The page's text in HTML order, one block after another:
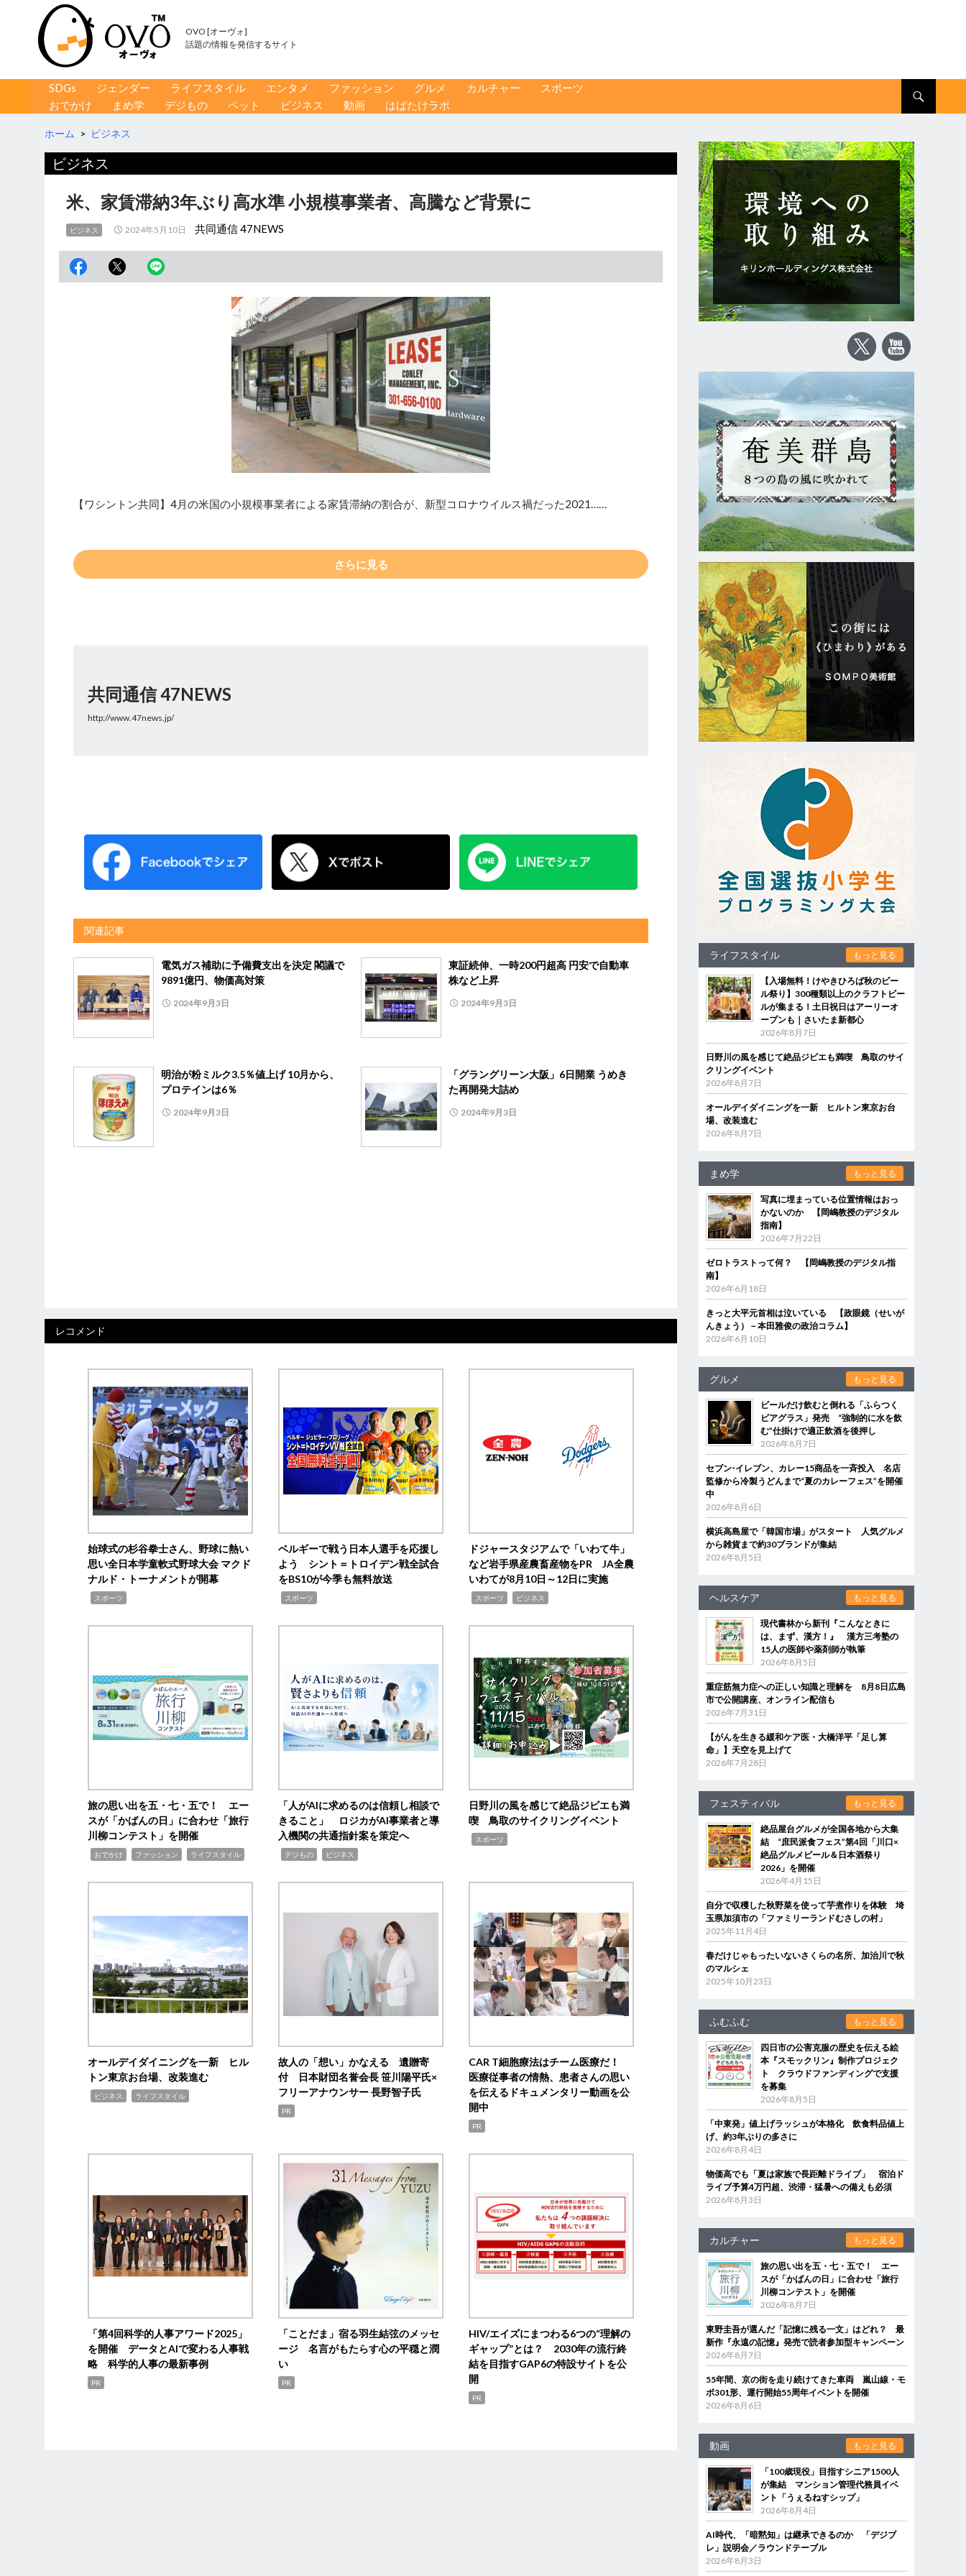
OVO [オーヴォ]
話題の情報を発信するサイト
コンテンツへ移動
SDGs ジェンダー ライフスタイル エンタメ ファッション グルメ カルチャー
スポーツ
おでかけ
まめ学 デジもの ペット ビジネス 動画 はばたけラボ
ホーム > ビジネス
ビジネス
米、家賃滞納3年ぶり高水準 小規模事業者、高騰など背景に
ビジネス 2024年5月10日 共同通信 47NEWS
【ワシントン共同】4月の米国の小規模事業者による家賃滞納の割合が、新型コロナウイルス禍だった2021……
さらに見る
共同通信 47NEWS
http://www.47news.jp/
関連記事
電気ガス補助に予備費支出を決定 閣議で
9891億円、物価高対策
2024年9月3日
東証続伸、一時200円超高 円安で自動車
株など上昇
2024年9月3日
明治が粉ミルク3.5％値上げ 10月から、
プロテインは6％
2024年9月3日
「グラングリーン大阪」6日開業 うめき
た再開発大詰め
2024年9月3日
レコメンド
始球式の杉谷拳士さん、野球に熱い
思い全日本学童軟式野球大会 マクド
ナルド・トーナメントが開幕
スポーツ
ベルギーで戦う日本人選手を応援し
よう シント＝トロイデン戦全試合
をBS10が今季も無料放送
スポーツ
ドジャースタジアムで「いわて牛」
など岩手県産農畜産物をPR JA全農
いわてが8月10日～12日に実施
スポーツ ビジネス
旅の思い出を五・七・五で！ エー
スが「かばんの日」に合わせ「旅行
川柳コンテスト」を開催
おでかけ ファッション ライフスタイル
「人がAIに求めるのは信頼し相談で
きること」 ロジカがAI事業者と導
入機関の共通指針案を策定へ
デジもの ビジネス
日野川の風を感じて絶品ジビエも満
喫 鳥取のサイクリングイベント
スポーツ
オールデイダイニングを一新 ヒル
トン東京お台場、改装進む
ビジネス ライフスタイル
故人の「想い」かなえる 遺贈寄
付 日本財団名誉会長 笹川陽平氏×
フリーアナウンサー 長野智子氏
PR
CAR T細胞療法はチーム医療だ！
医療従事者の情熱、患者さんの思い
を伝えるドキュメンタリー動画を公
開中
PR
「第4回科学的人事アワード2025」
を開催 データとAIで変わる人事戦
略 科学的人事の最新事例
PR
「ことだま」宿る羽生結弦のメッセ
ージ 名言がもたらす心の平穏と潤
い
PR
HIV/エイズにまつわる6つの“理解の
ギャップ”とは？ 2030年の流行終
結を目指すGAP6の特設サイトを公
開
PR
ライフスタイル もっと見る
【入場無料！けやきひろば秋のビー
ル祭り】300種類以上のクラフトビー
ルが集まる！土日祝日はアーリーオ
ープンも｜さいたま新都心
2026年8月7日
日野川の風を感じて絶品ジビエも満喫 鳥取のサイ
クリングイベント
2026年8月7日
オールデイダイニングを一新 ヒルトン東京お台
場、改装進む
2026年8月7日
まめ学 もっと見る
写真に埋まっている位置情報はおっ
かないのか 【岡嶋教授のデジタル
指南】
2026年7月22日
ゼロトラストって何？ 【岡嶋教授のデジタル指
南】
2026年6月18日
きっと大平元首相は泣いている 【政眼鏡（せいが
んきょう）－本田雅俊の政治コラム】
2026年6月10日
グルメ もっと見る
ビールだけ飲むと倒れる「ふらつく
ビアグラス」発売 “強制的に水を飲
む”仕掛けで適正飲酒を後押し
2026年8月7日
セブン‐イレブン、カレー15商品を一斉投入 名店
監修から冷製うどんまで“夏のカレーフェス”を開催
中
2026年8月6日
横浜高島屋で「韓国市場」がスタート 人気グルメ
から雑貨まで約30ブランドが集結
2026年8月5日
ヘルスケア もっと見る
現代書林から新刊『こんなときに
は、まず、漢方！』 漢方三考塾の
15人の医師や薬剤師が執筆
2026年8月5日
重症筋無力症への正しい知識と理解を 8月8日広島
市で公開講座、オンライン配信も
2026年7月31日
【がんを生きる緩和ケア医・大橋洋平「足し算
命」】天空を見上げて
2026年7月28日
フェスティバル もっと見る
絶品屋台グルメが全国各地から大集
結 “庶民派食フェス”第4回「川口×
絶品グルメビール＆日本酒祭り
2026」を開催
2026年4月15日
自分で収穫した秋野菜を使って芋煮作りを体験 埼
玉県加須市の「ファミリーランドむさしの村」
2025年11月4日
春だけじゃもったいないさくらの名所、加治川で秋
のマルシェ
2025年10月23日
ふむふむ もっと見る
四日市の公害克服の歴史を伝える絵
本『スモックリン』制作プロジェク
ト クラウドファンディングで支援
を募集
2026年8月5日
「中東発」値上げラッシュが本格化 飲食料品値上
げ、約3年ぶりの多さに
2026年8月4日
物価高でも「夏は家族で長距離ドライブ」 宿泊ド
ライブ予算4万円超、渋滞・猛暑への備えも必須
2026年8月3日
カルチャー もっと見る
旅の思い出を五・七・五で！ エー
スが「かばんの日」に合わせ「旅行
川柳コンテスト」を開催
2026年8月7日
東野圭吾が選んだ「記憶に残る一文」はどれ？ 最
新作『永遠の記憶』発売で読者参加型キャンペーン
2026年8月7日
55年間、京の街を走り続けてきた車両 嵐山線・モ
ボ301形、運行開始55周年イベントを開催
2026年8月6日
動画 もっと見る
「100歳現役」目指すシニア1500人
が集結 マンション管理代務員イベ
ント「うぇるねすシップ」
2026年8月4日
AI時代、「暗黙知」は継承できるのか 「デジブ
レ」説明会／ラウンドテーブル
2026年8月3日